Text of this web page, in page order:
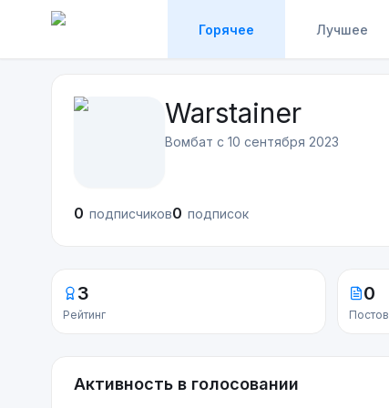
Горячее Лучшее
Warstainer
Вомбат с 10 сентября 2023
0 подписчиков0 подписок
3
Рейтинг
0
Постов
Активность в голосовании